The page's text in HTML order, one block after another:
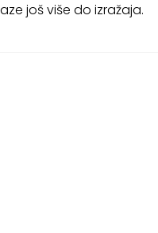
još više do izražaja.